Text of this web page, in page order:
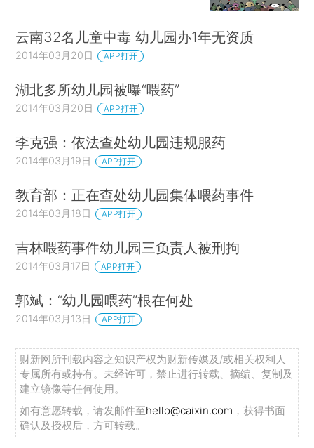
云南32名儿童中毒 幼儿园办1年无资质
2014年03月20日 APP打开
湖北多所幼儿园被曝“喂药”
2014年03月20日 APP打开
李克强：依法查处幼儿园违规服药
2014年03月19日 APP打开
教育部：正在查处幼儿园集体喂药事件
2014年03月18日 APP打开
吉林喂药事件幼儿园三负责人被刑拘
2014年03月17日 APP打开
郭斌：“幼儿园喂药”根在何处
2014年03月13日 APP打开
财新网所刊载内容之知识产权为财新传媒及/或相关权利人
专属所有或持有。未经许可，禁止进行转载、摘编、复制及
建立镜像等任何使用。
如有意愿转载，请发邮件至hello@caixin.com ，获得书面
确认及授权后，方可转载。